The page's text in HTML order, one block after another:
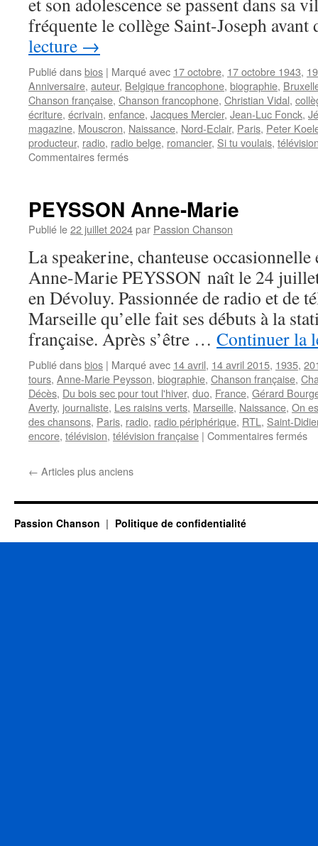
fréquente le collège Saint-Joseph
lecture →
Publié dansbios | Marqué avec 17 octobre, 17 octobre 1943,
Anniversaire, auteur, Belgique francophone, biographie,
Chanson française, Chanson francophone, Christian Vidal,
écriture, écrivain, enfance, Jacques Mercier, Jean-Luc Fonck,
magazine, Mouscron, Naissance, Nord-Eclair, Paris, Peter
producteur, radio, radio belge, romancier, Si tu voulais,
Commentaires ferméssur
PEYSSON Anne-Marie
Publié le22 juillet 2024par Passion Chanson
La speakerine, chanteuse
Anne-Marie PEYSSON naît le 24
en Dévoluy. Passionnée de radio et de
Marseille qu’elle fait ses débuts à la
française. Après s’être … Continuer la
Publié dansbios | Marqué avec 14 avril, 14 avril 2015, 1935,
tours, Anne-Marie Peysson, biographie, Chanson française,
Décès, Du bois sec pour tout l'hiver, duo, France, Gérard
Averty, journaliste, Les raisins verts, Marseille, Naissance, On
des chansons, Paris, radio, radio périphérique, RTL , Saint-
encore, télévision, télévision française | Commentaires fermés
← Articles plus anciens
Passion Chanson Politique de confidentialité